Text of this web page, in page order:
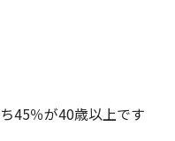
45％が40歳以上です